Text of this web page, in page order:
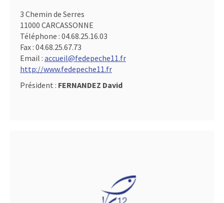
3 Chemin de Serres
11000 CARCASSONNE
Téléphone : 04.68.25.16.03
Fax : 04.68.25.67.73
Email : accueil@fedepeche11.fr
http://www.fedepeche11.fr
Président : FERNANDEZ David